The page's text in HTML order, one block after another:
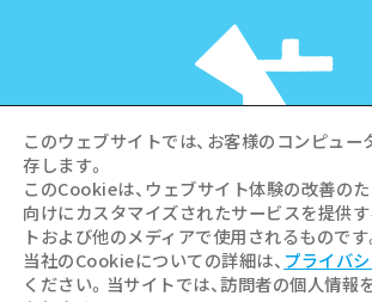
©Hiroshima Tourism
Hiroshima Prefecture /
All rights reserved
このウェブサイトでは、お客様のコンピュ
存します。
このCookieは、ウェブサイト体験の改善のた
向けにカスタマイズされたサービスを提供
トおよび他のメディアで使用されるものです
当社のCookieについての詳細は、 プライバ
ください。当サイトでは、訪問者の個人情報